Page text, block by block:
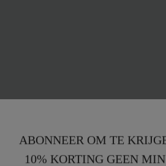
the Moment zwarte mini-jurk
ABONNEER OM TE
10% KORTING GEEN